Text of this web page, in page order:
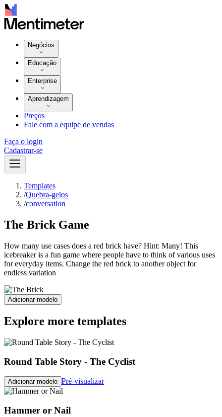
Negócios
Educação
Enterprise
Aprendizagem
Preços
Fale com a equipe de vendas
Faça o login
Cadastrar-se
Templates
/Quebra-gelos
/conversation
The Brick Game
How many use cases does a red brick have? Hint: Many! This
icebreaker is a fun game where people have to think of various uses
for everyday items. Change the red brick to another object for
endless variation
Adicionar modelo
Explore more templates
Round Table Story - The Cyclist
Adicionar modelo Pré-visualizar
Hammer or Nail